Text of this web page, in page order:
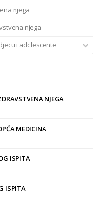
njega
njega
i adolescente
NJEGA
MEDICINA
ISPITA
ISPITA